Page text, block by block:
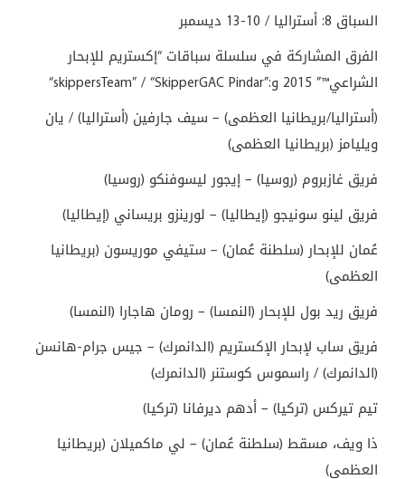
السباق 8: أستراليا / 10-13 ديسمبر
الفرق المشاركة في سلسلة سباقات “إكستريم للإبحار
الشراعي™” 2015 و
“skippersTeam” / “SkipperGAC Pindar”:
(أستراليا/بريطانيا العظمى) – سيف جارفين (أستراليا) / يان
ويليامز (بريطانيا العظمى)
فريق غازبروم (روسيا) – إيجور ليسوفنكو (روسيا)
فريق لينو سونيجو (إيطاليا) – لورينزو بريساني (إيطاليا)
عُمان للإبحار (سلطنة عُمان) – ستيفي موريسون (بريطانيا
العظمى)
فريق ريد بول للإبحار (النمسا) – رومان هاجارا (النمسا)
فريق ساب لإبحار الإكستريم (الدانمرك) – جيس جرام-هانسن
(الدانمرك) / راسموس كوستنر (الدانمرك)
تيم تيركس (تركيا) – أدهم ديرفانا (تركيا)
ذا ويف، مسقط (سلطنة عُمان) – لي ماكميلان (بريطانيا
العظمى)